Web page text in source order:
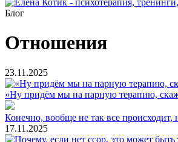
Блог
Отношения
23.11.2025
«Ну придём мы на парную терапию,
Конечно, вообще не так все
17.11.2025